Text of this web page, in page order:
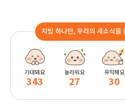
지방 하나만, 우리의 새소식을
기대돼요
343
놀라워요
27
유익해요
30